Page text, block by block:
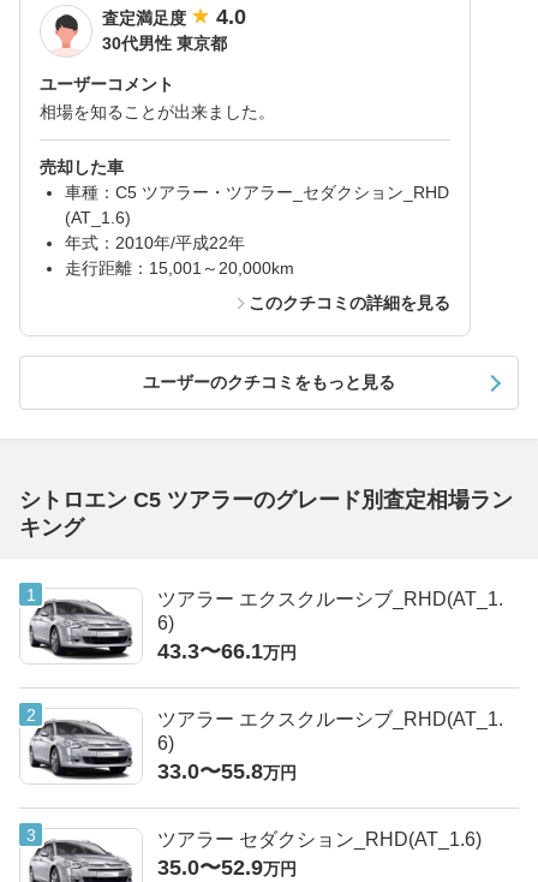
査定満足度 4.0
30代男性 東京都
ユーザーコメント
相場を知ることが出来ました。
売却した車
車種：C5 ツアラー・ツアラー_セダクション_RHD
(AT_1.6)
年式：2010年/平成22年
走行距離：15,001～20,000km
このクチコミの詳細を見る
ユーザーのクチコミをもっと見る
シトロエン C5 ツアラーのグレード別査定相場ラン
キング
ツアラー エクスクルーシブ_RHD(AT_1.
6)
43.3〜66.1万円
ツアラー エクスクルーシブ_RHD(AT_1.
6)
33.0〜55.8万円
ツアラー セダクション_RHD(AT_1.6)
35.0〜52.9万円